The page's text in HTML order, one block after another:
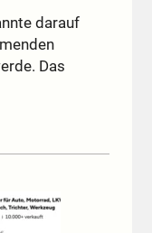
darauf
Das